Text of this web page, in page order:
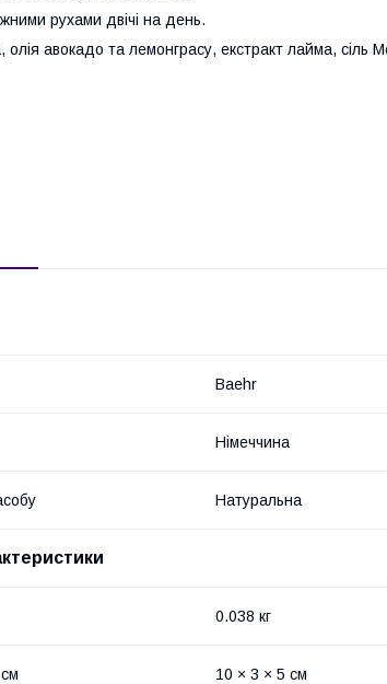
рухами двічі на день.
олія авокадо та лемонграсу, екстракт лайма, сіль
Baehr
Німеччина
Натуральна
0.038 кг
10 × 3 × 5 см